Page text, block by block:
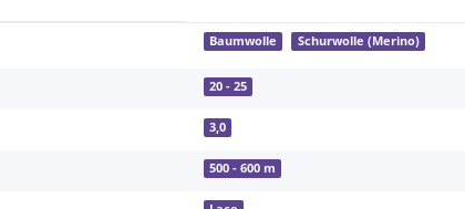
Baumwolle Schurwolle (Merino)
20 - 25
3,0
500 - 600 m